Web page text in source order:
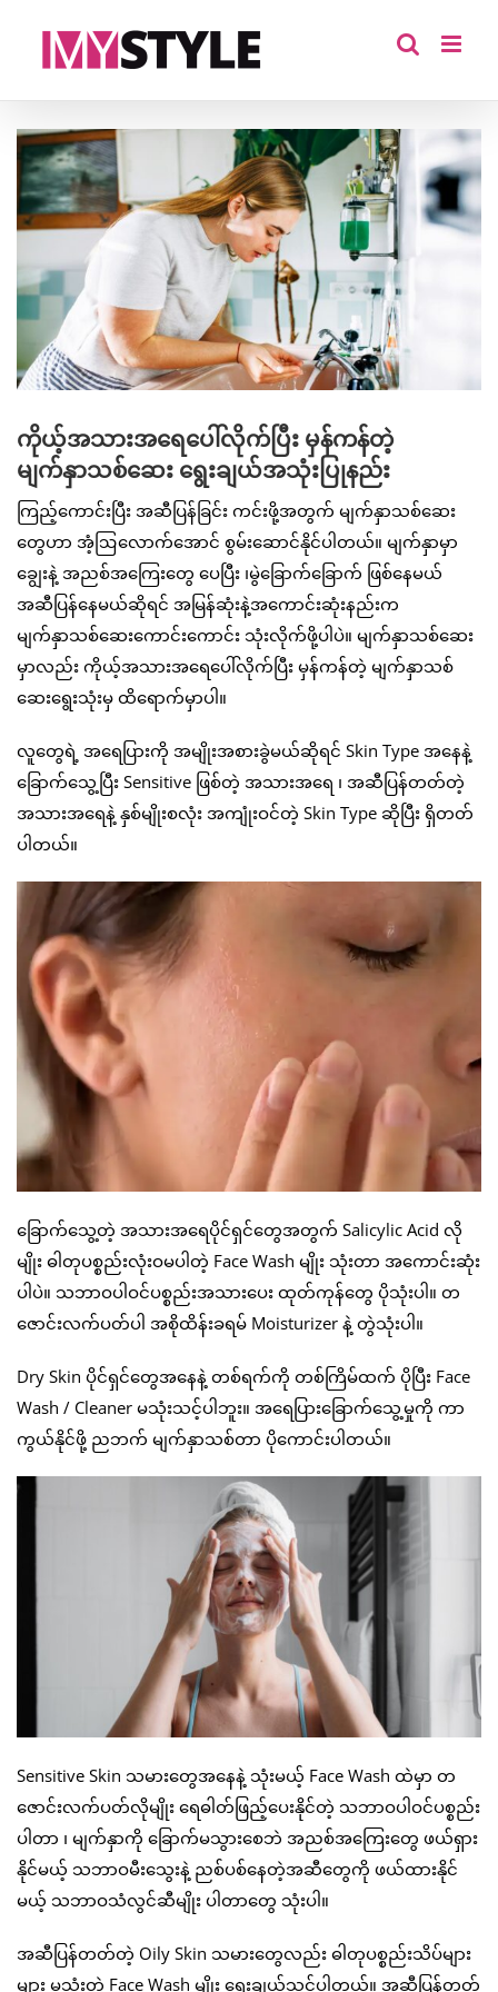
View
Larger
Image
ကိုယ့်အသားအရေပေါ်လိုက်ပြီး မှန်ကန်တဲ့
မျက်နှာသစ်ဆေး ရွေးချယ်အသုံးပြုနည်း
ကြည့်ကောင်းပြီး အဆီပြန်ခြင်း ကင်းဖို့အတွက် မျက်နှာသစ်ဆေး
တွေဟာ အံ့ဩလောက်အောင် စွမ်းဆောင်နိုင်ပါတယ်။ မျက်နှာမှာ
ချွေးနဲ့ အညစ်အကြေးတွေ ပေပြီး ၊မွဲခြောက်ခြောက် ဖြစ်နေမယ်
အဆီပြန်နေမယ်ဆိုရင် အမြန်ဆုံးနဲ့အကောင်းဆုံးနည်းက
မျက်နှာသစ်ဆေးကောင်းကောင်း သုံးလိုက်ဖို့ပါပဲ။ မျက်နှာသစ်ဆေး
မှာလည်း ကိုယ့်အသားအရေပေါ်လိုက်ပြီး မှန်ကန်တဲ့ မျက်နှာသစ်
ဆေးရွေးသုံးမှ ထိရောက်မှာပါ။
လူတွေရဲ့ အရေပြားကို အမျိုးအစားခွဲမယ်ဆိုရင် Skin Type အနေနဲ့
ခြောက်သွေ့ပြီး Sensitive ဖြစ်တဲ့ အသားအရေ ၊ အဆီပြန်တတ်တဲ့
အသားအရေနဲ့ နှစ်မျိုးစလုံး အကျုံးဝင်တဲ့ Skin Type ဆိုပြီး ရှိတတ်
ပါတယ်။
ခြောက်သွေ့တဲ့ အသားအရေပိုင်ရှင်တွေအတွက် Salicylic Acid လို
မျိုး ဓါတုပစ္စည်းလုံးဝမပါတဲ့ Face Wash မျိုး သုံးတာ အကောင်းဆုံး
ပါပဲ။ သဘာဝပါဝင်ပစ္စည်းအသားပေး ထုတ်ကုန်တွေ ပိုသုံးပါ။ တ
ဇောင်းလက်ပတ်ပါ အစိုထိန်းခရမ် Moisturizer နဲ့ တွဲသုံးပါ။
Dry Skin ပိုင်ရှင်တွေအနေနဲ့ တစ်ရက်ကို တစ်ကြိမ်ထက် ပိုပြီး Face
Wash / Cleaner မသုံးသင့်ပါဘူး။ အရေပြားခြောက်သွေ့မှုကို ကာ
ကွယ်နိုင်ဖို့ ညဘက် မျက်နှာသစ်တာ ပိုကောင်းပါတယ်။
Sensitive Skin သမားတွေအနေနဲ့ သုံးမယ့် Face Wash ထဲမှာ တ
ဇောင်းလက်ပတ်လိုမျိုး ရေဓါတ်ဖြည့်ပေးနိုင်တဲ့ သဘာဝပါဝင်ပစ္စည်း
ပါတာ ၊ မျက်နှာကို ခြောက်မသွားစေဘဲ အညစ်အကြေးတွေ ဖယ်ရှား
နိုင်မယ့် သဘာဝမီးသွေးနဲ့ ညစ်ပစ်နေတဲ့အဆီတွေကို ဖယ်ထားနိုင်
မယ့် သဘာဝသံလွင်ဆီမျိုး ပါတာတွေ သုံးပါ။
အဆီပြန်တတ်တဲ့ Oily Skin သမားတွေလည်း ဓါတုပစ္စည်းသိပ်များ
များ မသုံးတဲ့ Face Wash မျိုး ရွေးချယ်သင့်ပါတယ်။ အဆီပြန်တတ်